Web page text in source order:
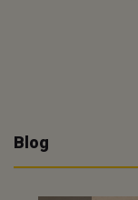
Blog